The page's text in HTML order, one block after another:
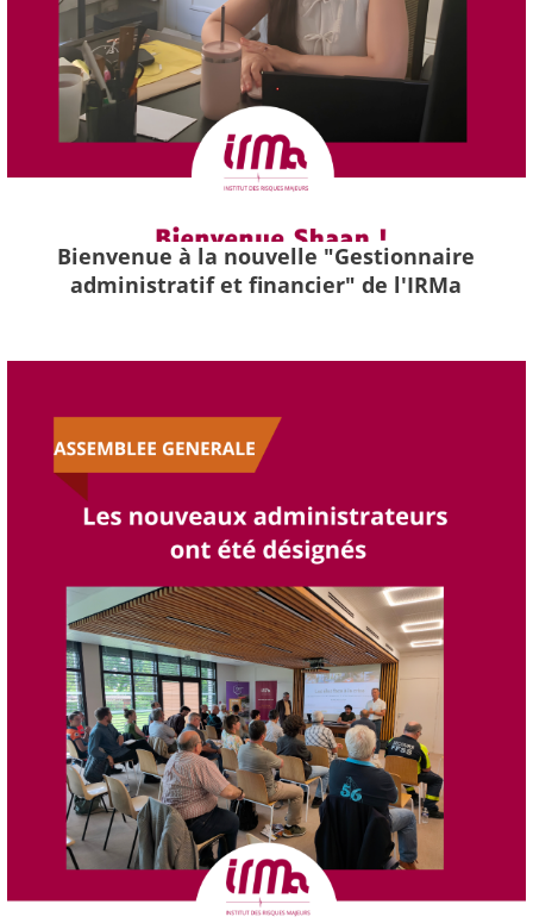
Bienvenue à la nouvelle "Gestionnaire
administratif et financier" de l'IRMa